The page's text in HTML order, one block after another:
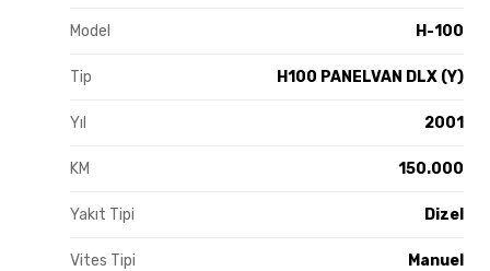
Model H-100
Tip H100 PANELVAN DLX (Y)
Yıl 2001
KM 150.000
Yakıt Tipi Dizel
Vites Tipi Manuel